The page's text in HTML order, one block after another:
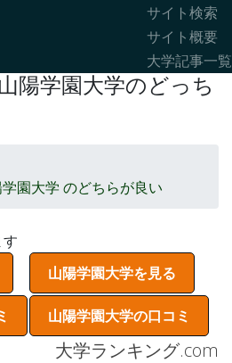
サイト検索
サイト概要
大学記事一覧
陽学園大学のどっち
園大学 のどちらが良い
山陽学園大学を見る
山陽学園大学の口コミ
大学ランキング.com